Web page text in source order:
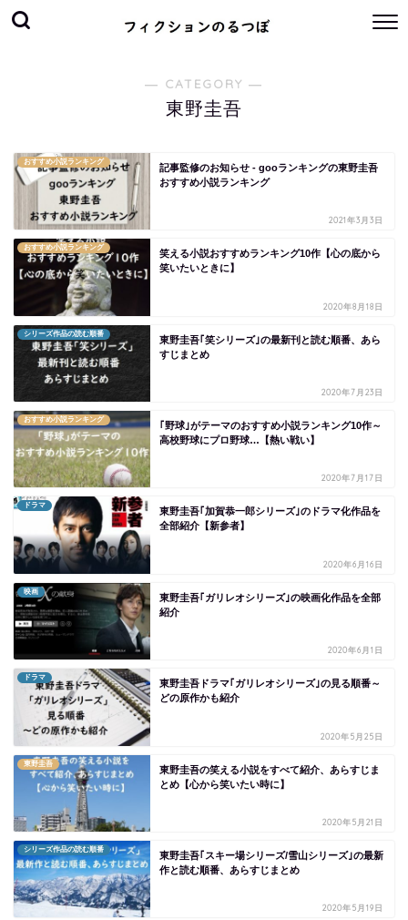
― CATEGORY ―
東野圭吾
おすすめ小説ランキング
記事監修のお知らせ - gooランキングの東野圭吾
おすすめ小説ランキング
2021年3月3日
おすすめ小説ランキング
笑える小説おすすめランキング10作【心の底から
笑いたいときに】
2020年8月18日
シリーズ作品の読む順番
東野圭吾｢笑シリーズ｣の最新刊と読む順番、あら
すじまとめ
2020年7月23日
おすすめ小説ランキング
｢野球｣がテーマのおすすめ小説ランキング10作～
高校野球にプロ野球…【熱い戦い】
2020年7月17日
ドラマ
東野圭吾｢加賀恭一郎シリーズ｣のドラマ化作品を
全部紹介【新参者】
2020年6月16日
映画
東野圭吾｢ガリレオシリーズ｣の映画化作品を全部
紹介
2020年6月1日
ドラマ
東野圭吾ドラマ｢ガリレオシリーズ｣の見る順番～
どの原作かも紹介
2020年5月25日
東野圭吾
東野圭吾の笑える小説をすべて紹介、あらすじま
とめ【心から笑いたい時に】
2020年5月21日
シリーズ作品の読む順番
東野圭吾｢スキー場シリーズ/雪山シリーズ｣の最新
作と読む順番、あらすじまとめ
2020年5月19日